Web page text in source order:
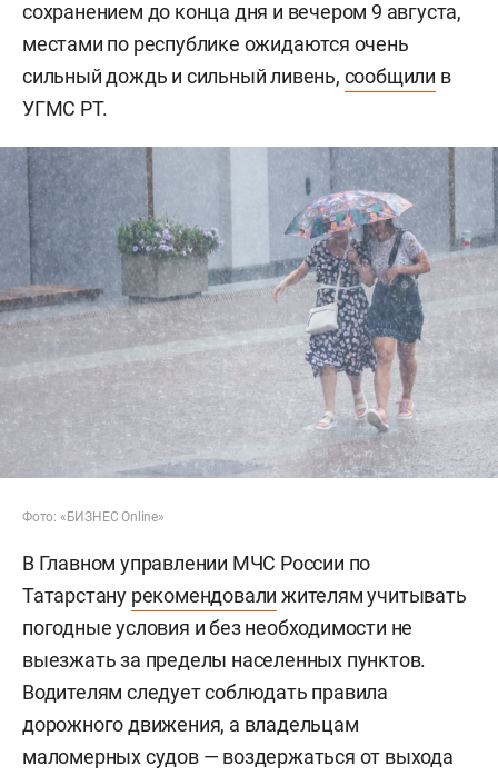
сохранением до конца дня и вечером 9 августа,
местами по республике ожидаются очень
сильный дождь и сильный ливень, сообщили в
УГМС РТ.
Фото: «БИЗНЕС Online»
В Главном управлении МЧС России по
Татарстану рекомендовали жителям учитывать
погодные условия и без необходимости не
выезжать за пределы населенных пунктов.
Водителям следует соблюдать правила
дорожного движения, а владельцам
маломерных судов — воздержаться от выхода